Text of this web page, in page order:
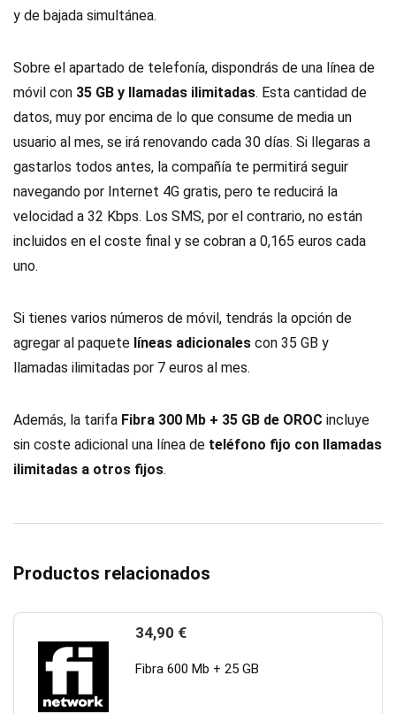
y de bajada simultánea.
Sobre el apartado de telefonía, dispondrás de una línea de
móvil con 35 GB y llamadas ilimitadas. Esta cantidad de
datos, muy por encima de lo que consume de media un
usuario al mes, se irá renovando cada 30 días. Si llegaras a
gastarlos todos antes, la compañía te permitirá seguir
navegando por Internet 4G gratis, pero te reducirá la
velocidad a 32 Kbps. Los SMS, por el contrario, no están
incluidos en el coste final y se cobran a 0,165 euros cada
uno.
Si tienes varios números de móvil, tendrás la opción de
agregar al paquete líneas adicionales con 35 GB y
llamadas ilimitadas por 7 euros al mes.
Además, la tarifa Fibra 300 Mb + 35 GB de OROC incluye
sin coste adicional una línea de teléfono fijo con llamadas
ilimitadas a otros fijos.
Productos relacionados
34,90 €
Fibra 600 Mb + 25 GB